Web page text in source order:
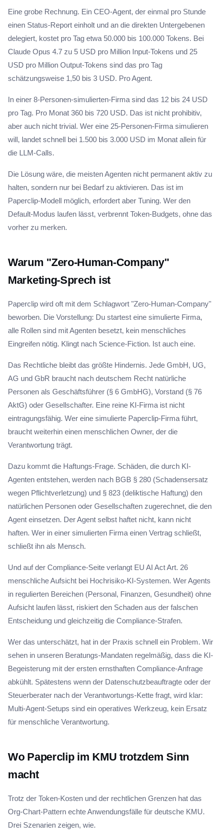
Eine grobe Rechnung. Ein CEO-Agent, der einmal pro Stunde
einen Status-Report einholt und an die direkten Untergebenen
delegiert, kostet pro Tag etwa 50.000 bis 100.000 Tokens. Bei
Claude Opus 4.7 zu 5 USD pro Million Input-Tokens und 25
USD pro Million Output-Tokens sind das pro Tag
schätzungsweise 1,50 bis 3 USD. Pro Agent.
In einer 8-Personen-simulierten-Firma sind das 12 bis 24 USD
pro Tag. Pro Monat 360 bis 720 USD. Das ist nicht prohibitiv,
aber auch nicht trivial. Wer eine 25-Personen-Firma simulieren
will, landet schnell bei 1.500 bis 3.000 USD im Monat allein für
die LLM-Calls.
Die Lösung wäre, die meisten Agenten nicht permanent aktiv zu
halten, sondern nur bei Bedarf zu aktivieren. Das ist im
Paperclip-Modell möglich, erfordert aber Tuning. Wer den
Default-Modus laufen lässt, verbrennt Token-Budgets, ohne das
vorher zu merken.
Warum "Zero-Human-Company"
Marketing-Sprech ist
Paperclip wird oft mit dem Schlagwort "Zero-Human-Company"
beworben. Die Vorstellung: Du startest eine simulierte Firma,
alle Rollen sind mit Agenten besetzt, kein menschliches
Eingreifen nötig. Klingt nach Science-Fiction. Ist auch eine.
Das Rechtliche bleibt das größte Hindernis. Jede GmbH, UG,
AG und GbR braucht nach deutschem Recht natürliche
Personen als Geschäftsführer (§ 6 GmbHG), Vorstand (§ 76
AktG) oder Gesellschafter. Eine reine KI-Firma ist nicht
eintragungsfähig. Wer eine simulierte Paperclip-Firma führt,
braucht weiterhin einen menschlichen Owner, der die
Verantwortung trägt.
Dazu kommt die Haftungs-Frage. Schäden, die durch KI-
Agenten entstehen, werden nach BGB § 280 (Schadensersatz
wegen Pflichtverletzung) und § 823 (deliktische Haftung) den
natürlichen Personen oder Gesellschaften zugerechnet, die den
Agent einsetzen. Der Agent selbst haftet nicht, kann nicht
haften. Wer in einer simulierten Firma einen Vertrag schließt,
schließt ihn als Mensch.
Und auf der Compliance-Seite verlangt EU AI Act Art. 26
menschliche Aufsicht bei Hochrisiko-KI-Systemen. Wer Agents
in regulierten Bereichen (Personal, Finanzen, Gesundheit) ohne
Aufsicht laufen lässt, riskiert den Schaden aus der falschen
Entscheidung und gleichzeitig die Compliance-Strafen.
Wer das unterschätzt, hat in der Praxis schnell ein Problem. Wir
sehen in unseren Beratungs-Mandaten regelmäßig, dass die KI-
Begeisterung mit der ersten ernsthaften Compliance-Anfrage
abkühlt. Spätestens wenn der Datenschutzbeauftragte oder der
Steuerberater nach der Verantwortungs-Kette fragt, wird klar:
Multi-Agent-Setups sind ein operatives Werkzeug, kein Ersatz
für menschliche Verantwortung.
Wo Paperclip im KMU trotzdem Sinn
macht
Trotz der Token-Kosten und der rechtlichen Grenzen hat das
Org-Chart-Pattern echte Anwendungsfälle für deutsche KMU.
Drei Szenarien zeigen, wie.